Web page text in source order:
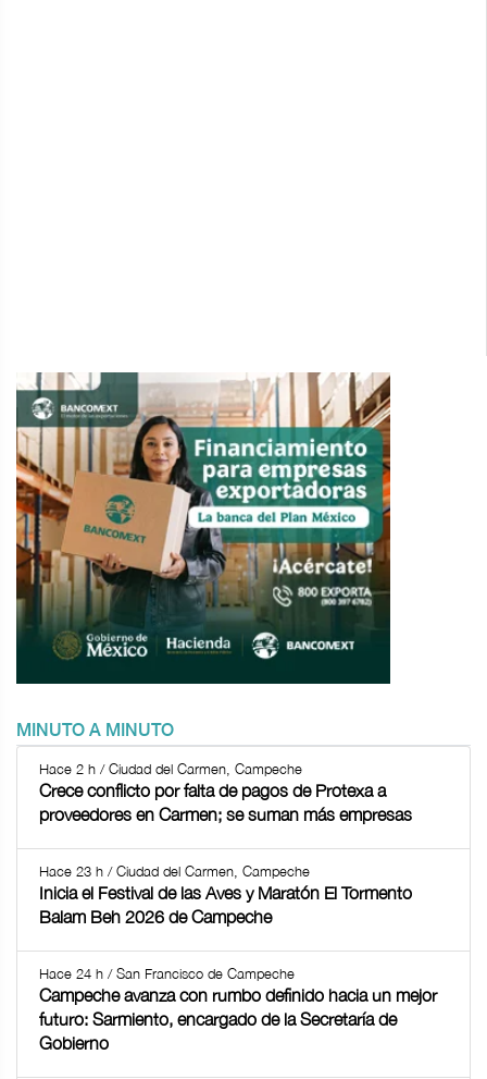
MINUTO A MINUTO
Hace 2 h / Ciudad del Carmen, Campeche
Crece conflicto por falta de pagos de Protexa a
proveedores en Carmen; se suman más empresas
Hace 23 h / Ciudad del Carmen, Campeche
Inicia el Festival de las Aves y Maratón El Tormento
Balam Beh 2026 de Campeche
Hace 24 h / San Francisco de Campeche
Campeche avanza con rumbo definido hacia un mejor
futuro: Sarmiento, encargado de la Secretaría de
Gobierno